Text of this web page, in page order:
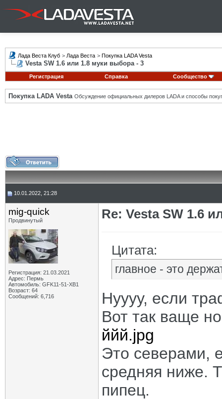
Лада Веста Клуб > Лада Веста > Покупка LADA Vesta
Vesta SW 1.6 или 1.8 муки выбора - 3
Регистрация Справка Сообщество
Покупка LADA Vesta Обсуждение официальных дилеров LADA и способы
10.01.2022, 21:28
mig-quick
Продвинутый
Регистрация: 21.03.2021
Адрес: Пермь
Автомобиль: GFK11-51-ХВ1
Возраст: 64
Сообщений: 6,716
Re: Vesta SW 1.6
Цитата:
главное - это
Нуууу, если
Вот так ваще
ййй.jpg
Это северами,
средняя ниже.
пипец.